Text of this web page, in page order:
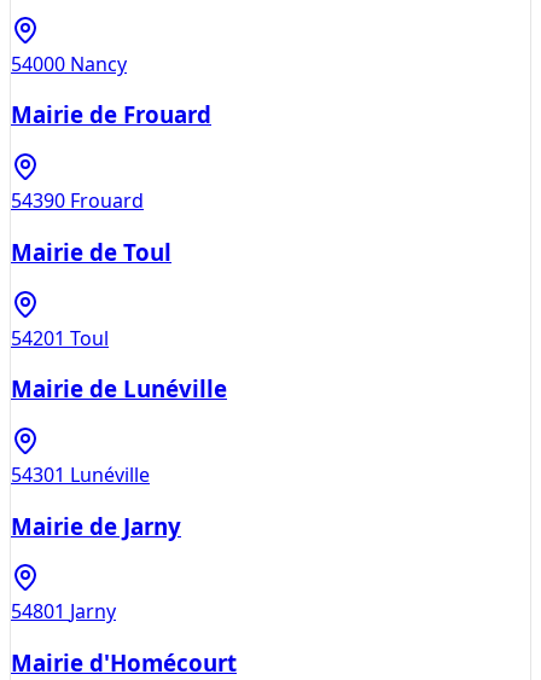
54000 Nancy
Mairie de Frouard
54390 Frouard
Mairie de Toul
54201 Toul
Mairie de Lunéville
54301 Lunéville
Mairie de Jarny
54801 Jarny
Mairie d'Homécourt